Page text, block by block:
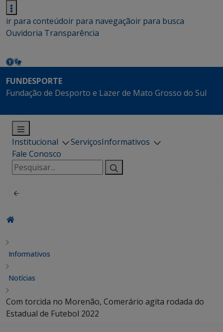
ir para conteúdoir para navegaçãoir para busca
Ouvidoria Transparência
FUNDESPORTE
Fundação de Desporto e Lazer de Mato Grosso do Sul
Institucional ServiçosInformativos
Fale Conosco
Pesquisar
por:
Informativos
Notícias
Com torcida no Morenão, Comerário agita rodada do
Estadual de Futebol 2022